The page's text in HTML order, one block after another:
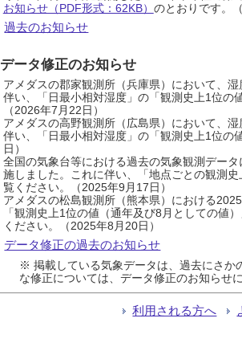
お知らせ（PDF形式：62KB） のとおりです。
過去のお知らせ
データ修正のお知らせ
アメダスの郡家観測所（兵庫県）において、
伴い、「日最小相対湿度」の「観測史上1位の
（2026年7月22日）
アメダスの高野観測所（広島県）において、
伴い、「日最小相対湿度」の「観測史上1位の
日）
全国の気象台等における過去の気象観測デー
施しました。これに伴い、「地点ごとの観測
覧ください。（2025年9月17日）
アメダスの松島観測所（熊本県）における
「観測史上1位の値（通年及び8月としての値
ください。（2025年8月20日）
データ修正の過去のお知らせ
※ 掲載している気象データは、過去にさか
な修正については、データ修正のお知らせ
利用される方へ